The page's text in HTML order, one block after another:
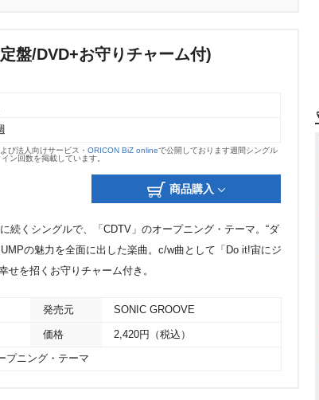
盤/DVD+お守りチャーム付)
び法人向けサービス・ ORICON BiZ onlineで公開しております週間シングル
ン回数を掲載しています。
商品購入
続くシングルで、「CDTV」のオープニング・テーマ。“ダ
の魅力を全面に出した楽曲。c/w曲として「Do it!宙にジ
せを招くお守りチャーム付き。
発売元 SONIC GROOVE
価格 2,420円（税込）
プニング・テーマ